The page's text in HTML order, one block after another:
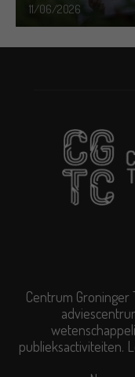
11/06/2026
Centrum Groninger
publieksactiviteiten.